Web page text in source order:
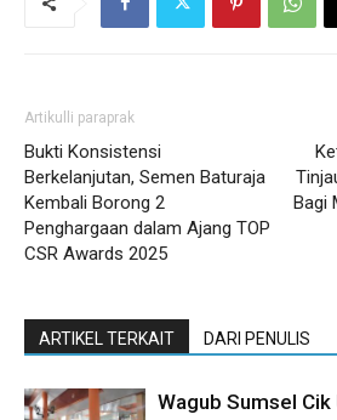
Artikulli paraprak
Bukti Konsistensi
Berkelanjutan, Semen Baturaja
Kembali Borong 2
Penghargaan dalam Ajang TOP
CSR Awards 2025
Bagi
ARTIKEL TERKAIT DARI PENULIS
Wagub Sumsel